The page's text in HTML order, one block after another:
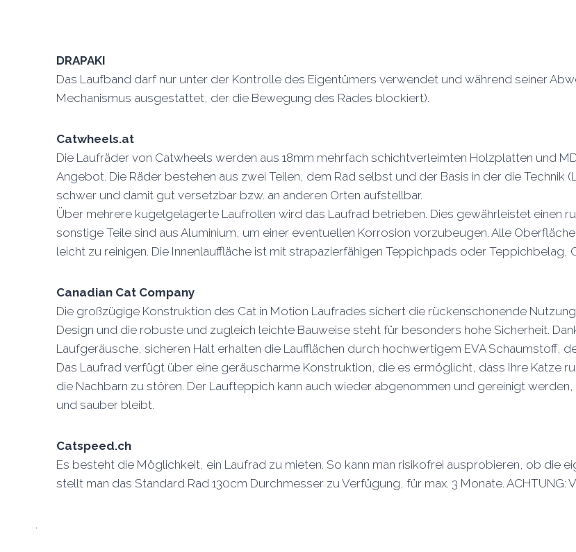
DRAPAKI
Das Laufband darf nur unter der Kontrolle des Eigentümers verwendet und während seiner
Mechanismus ausgestattet, der die Bewegung des Rades blockiert).
Catwheels.at
Die Laufräder von Catwheels werden aus 18mm mehrfach schichtverleimten Holzplatten und
Angebot. Die Räder bestehen aus zwei Teilen, dem Rad selbst und der Basis in der die Technik
schwer und damit gut versetzbar bzw. an anderen Orten aufstellbar.
Über mehrere kugelgelagerte Laufrollen wird das Laufrad betrieben. Dies gewährleistet einen
sonstige Teile sind aus Aluminium, um einer eventuellen Korrosion vorzubeugen. Alle
leicht zu reinigen. Die Innenlauffläche ist mit strapazierfähigen Teppichpads oder
Canadian Cat Company
Die großzügige Konstruktion des Cat in Motion Laufrades sichert die rückenschonende
Design und die robuste und zugleich leichte Bauweise steht für besonders hohe Sicherheit.
Laufgeräusche, sicheren Halt erhalten die Laufflächen durch hochwertigem EVA Schaumstoff,
Das Laufrad verfügt über eine geräuscharme Konstruktion, die es ermöglicht, dass Ihre Katze
die Nachbarn zu stören. Der Laufteppich kann auch wieder abgenommen und gereinigt
und sauber bleibt.
Catspeed.ch
Es besteht die Möglichkeit, ein Laufrad zu mieten. So kann man risikofrei ausprobieren, ob die
stellt man das Standard Rad 130cm Durchmesser zu Verfügung, für max. 3 Monate. ACHTUNG:
.